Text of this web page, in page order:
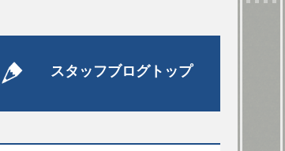
スタッフブログトップ